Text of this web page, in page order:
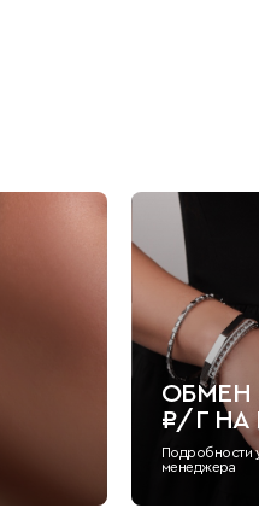
ОБМЕН
₽/Г НА
Подробности
менеджера